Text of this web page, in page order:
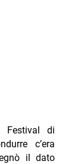
Festival di
c’era
il dato